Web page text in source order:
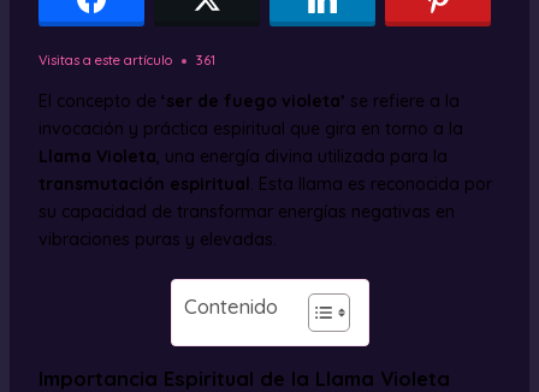
Visitas a este artículo 361
El concepto de ‘ser de fuego violeta’ se refiere a la
invocación y práctica espiritual que gira en torno a la
Llama Violeta, una energía divina utilizada para la
transmutación espiritual. Esta llama es reconocida por
su capacidad de transformar energías negativas en
vibraciones puras y elevadas.
Contenido
Importancia Espiritual de la Llama Violeta